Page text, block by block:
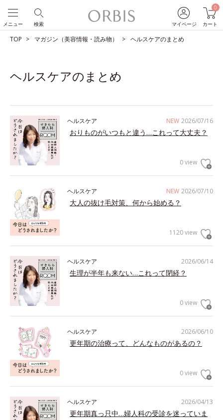
マイページ
0
カート
検索
メニュー
TOP マガジン（美容情報・読み物） ヘルスケアのまとめ
ヘルスケアのまとめ
NEW 2026/07/16
ヘルスケア
おりものがいつもと違う…これって大丈夫？
0 view
NEW 2026/07/10
ヘルスケア
大人の抜け毛対策、何から始める？
1120 view
2026/06/14
ヘルスケア
生理が半年も来ない…これって閉経？
0 view
2026/06/10
ヘルスケア
更年期の治療って、どんなものがあるの？
0 view
2026/04/13
ヘルスケア
更年期真っ只中…婦人科の受診を迷っていま